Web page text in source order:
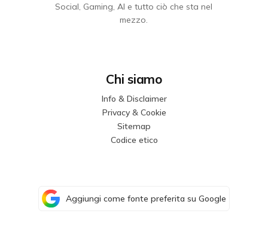
Social, Gaming, AI e tutto ciò che sta nel
mezzo.
Chi siamo
Info & Disclaimer
Privacy & Cookie
Sitemap
Codice etico
Aggiungi come fonte preferita su Google